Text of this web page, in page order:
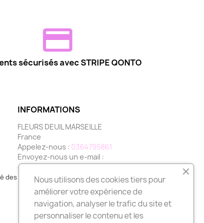
sécurisés avec STRIPE QONTO
INFORMATIONS
FLEURS DEUIL MARSEILLE
France
Appelez-nous : 0364795861
Envoyez-nous un e-mail :
contact@fleurs-deuil-marseille.com
des Avis Garantis,cliquez ici pour vérifier.
Nous utilisons des cookies tiers pour
améliorer votre expérience de
navigation, analyser le trafic du site et
personnaliser le contenu et les